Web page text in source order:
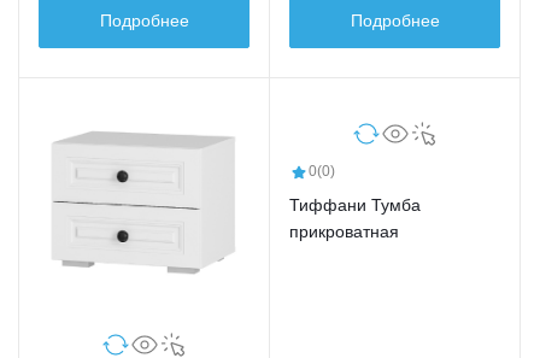
Подробнее
Подробнее
0(0)
Тиффани Тумба
прикроватная